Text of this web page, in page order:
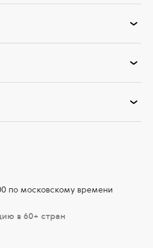
по московскому времени
в 60+ стран